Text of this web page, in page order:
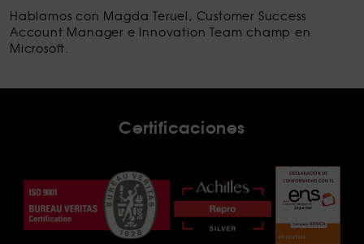
Hablamos con Magda Teruel, Customer Success
Account Manager e Innovation Team champ en
Microsoft.
Certificaciones